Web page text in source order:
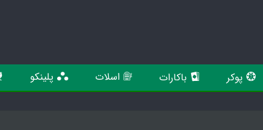
پوکر باکارات اسلات پلینکو